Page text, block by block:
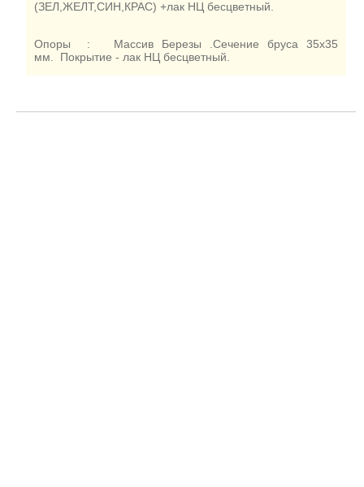
ШКАФЫ ДЛЯ ПОЛОТЕНЕЦ
СТЕЛЛАЖИ И СТЕНКИ
УГОЛКИ ПРИРОДЫ ИЗО
(ЗЕЛ,ЖЕЛТ,СИН,КРАС) +лак НЦ бесцветный.
Опоры : Массив Березы .Сечение бруса 35х35
мм. Покрытие - лак НЦ бесцветный.